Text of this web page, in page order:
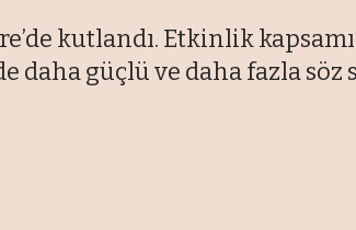
kutlandı. Etkinlik
güçlü ve daha fazla söz